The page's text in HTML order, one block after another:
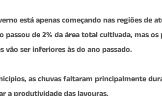
está apenas começando nas regiões de
passou de 2% da área total cultivada, mas
vão ser inferiores às do ano passado.
as chuvas faltaram principalmente